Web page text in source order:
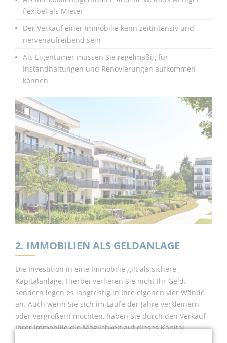
flexibel als Mieter
Der Verkauf einer Immobilie kann zeitintensiv und
nervenaufreibend sein
Als Eigentümer müssen Sie regelmäßig für
Instandhaltungen und Renovierungen aufkommen
können
2. IMMOBILIEN ALS GELDANLAGE
Die Investition in eine Immobilie gilt als sichere
Kapitalanlage. Hierbei verlieren Sie nicht Ihr Geld,
sondern legen es langfristig in Ihre eigenen vier Wände
an. Auch wenn Sie sich im Laufe der Jahre verkleinern
oder vergrößern möchten, haben Sie durch den Verkauf
Ihrer Immobilie die Möglichkeit auf dieses Kapital